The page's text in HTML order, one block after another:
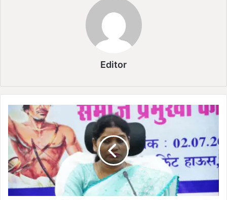
Editor
रा
य
पु
र
आ
दि
वा
सी